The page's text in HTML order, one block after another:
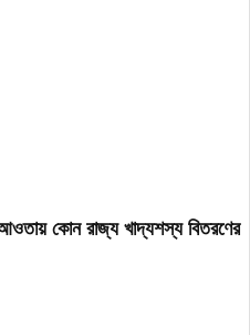
কোন রাজ্য খাদ্যশস্য বিতরণের